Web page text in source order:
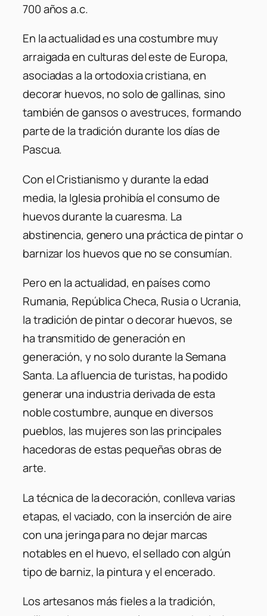
700 años a.c.
En la actualidad es una costumbre muy
arraigada en culturas del este de Europa,
asociadas a la ortodoxia cristiana, en
decorar huevos, no solo de gallinas, sino
también de gansos o avestruces, formando
parte de la tradición durante los días de
Pascua.
Con el Cristianismo y durante la edad
media, la Iglesia prohibía el consumo de
huevos durante la cuaresma. La
abstinencia, genero una práctica de pintar o
barnizar los huevos que no se consumían.
Pero en la actualidad, en países como
Rumania, República Checa, Rusia o Ucrania,
la tradición de pintar o decorar huevos, se
ha transmitido de generación en
generación, y no solo durante la Semana
Santa. La afluencia de turistas, ha podido
generar una industria derivada de esta
noble costumbre, aunque en diversos
pueblos, las mujeres son las principales
hacedoras de estas pequeñas obras de
arte.
La técnica de la decoración, conlleva varias
etapas, el vaciado, con la inserción de aire
con una jeringa para no dejar marcas
notables en el huevo, el sellado con algún
tipo de barniz, la pintura y el encerado.
Los artesanos más fieles a la tradición,